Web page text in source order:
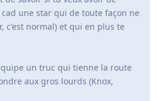
une star qui de toute façon ne
c'est normal) et qui en plus te
un truc qui tienne la route
aux gros lourds (Knox,